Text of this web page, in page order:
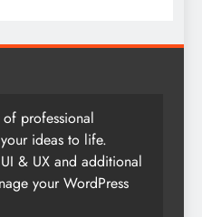
professional
ideas to life.
& UX and additional
your WordPress